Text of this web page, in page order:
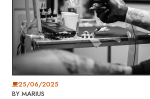
25/06/2025
BY MARIUS